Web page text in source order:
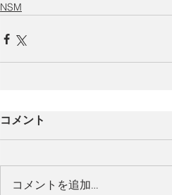
NSM
コメント
コメントを追加…